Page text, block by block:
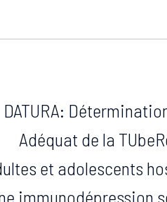
DATURA:
Adéquat de la
et adolescents
immunodépression